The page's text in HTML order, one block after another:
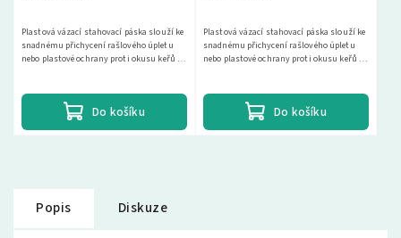
Do košíku
Plastová vázací stahovací páska slouží ke
snadnému přichycení rašlového úpletu
nebo plastové ochrany proti okusu keřů a
Do košíku
Plastová vázací stahovací páska slouží ke
snadnému přichycení rašlového úpletu
nebo plastové ochrany proti okusu keřů a
Popis Diskuze